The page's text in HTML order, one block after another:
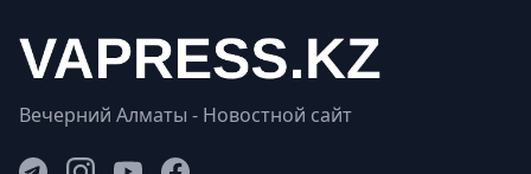
Вечерний Алматы - Новостной сайт